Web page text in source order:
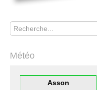
Rechercher
Météo
Asson